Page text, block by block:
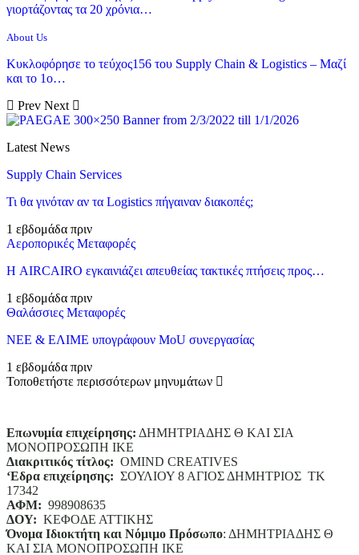
γιορτάζοντας τα 20 χρόνια…
About Us
Κυκλοφόρησε το τεύχος156 του Supply Chain & Logistics – Μαζί
και το 1ο…
Prev Next
Latest News
Supply Chain Services
Τι θα γινόταν αν τα Logistics πήγαιναν διακοπές;
1 εβδομάδα πριν
Αεροπορικές Μεταφορές
Η AIRCAIRO εγκαινιάζει απευθείας τακτικές πτήσεις προς…
1 εβδομάδα πριν
Θαλάσσιες Μεταφορές
ΝΕΕ & ΕΛΙΜΕ υπογράφουν MoU συνεργασίας
1 εβδομάδα πριν
Τοποθετήστε περισσότερων μηνυμάτων
Επωνυμία επιχείρησης: ΔΗΜΗΤΡΙΑΔΗΣ Θ ΚΑΙ ΣΙΑ
ΜΟΝΟΠΡΟΣΩΠΗ ΙΚΕ
Διακριτικός τίτλος: ΟΜΙΝD CREATIVES
‘Eδρα επιχείρησης: ΣΟΥΛΙΟΥ 8 ΑΓΙΟΣ ΔΗΜΗΤΡΙΟΣ ΤΚ
17342
ΑΦΜ: 998908635
ΔΟΥ: ΚΕΦΟΔΕ ΑΤΤΙΚΗΣ
Όνομα Ιδιοκτήτη και Νόμιμο Πρόσωπο: ΔΗΜΗΤΡΙΑΔΗΣ Θ
ΚΑΙ ΣΙΑ ΜΟΝΟΠΡΟΣΩΠΗ ΙΚΕ